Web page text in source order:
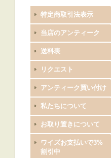
特定商取引法表示
当店のアンティーク
送料表
リクエスト
アンティーク買い付け
私たちについて
お取り置きについて
ワイズお支払いで3%
割引中